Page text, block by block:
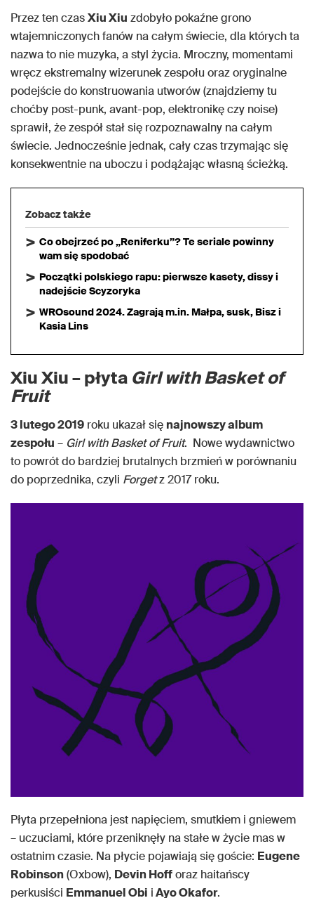
Przez ten czasXiu Xiu zdobyło pokaźne grono
wtajemniczonych fanów na całym świecie, dla których ta
nazwa to nie muzyka, a styl życia. Mroczny, momentami
wręcz ekstremalny wizerunek zespołu oraz oryginalne
podejście do konstruowania utworów (znajdziemy tu
choćby post-punk, avant-pop, elektronikę czy noise)
sprawił, że zespół stał się rozpoznawalny na całym
świecie. Jednocześnie jednak, cały czas trzymając się
konsekwentnie na uboczu i podążając własną ścieżką.
Zobacz także
Co obejrzeć po „Reniferku”? Te seriale powinny
wam się spodobać
Początki polskiego rapu: pierwsze kasety, dissy i
nadejście Scyzoryka
WROsound 2024. Zagrają m.in. Małpa, susk, Bisz i
Kasia Lins
Xiu Xiu – płyta Girl with Basket of
Fruit
3 lutego 2019 roku ukazał się najnowszy album
zespołu – Girl with Basket of Fruit. Nowe wydawnictwo
to powrót do bardziej brutalnych brzmień w porównaniu
do poprzednika, czyli Forgetz 2017 roku.
Płyta przepełniona jest napięciem, smutkiem i gniewem
– uczuciami, które przeniknęły na stałe w życie mas w
ostatnim czasie. Na płycie pojawiają się goście: Eugene
Robinson(Oxbow), Devin Hofforaz haitańscy
perkusiści Emmanuel Obi iAyo Okafor.